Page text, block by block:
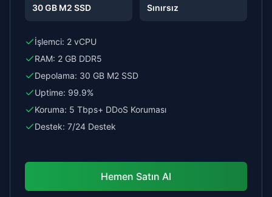
30 GB M2 SSD Sınırsız
İşlemci: 2 vCPU
RAM: 2 GB DDR5
Depolama: 30 GB M2 SSD
Uptime: 99.9%
Koruma: 5 Tbps+ DDoS Koruması
Destek: 7/24 Destek
Hemen Satın Al